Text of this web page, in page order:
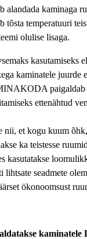
alandada kaminaga
tõsta temperatuuri
olulise lisaga.
kasutamiseks
kaminatele juurde
paigaldab
ettenähtud
nii, et kogu kuum
ka teistesse
kasutatakse
lihtsate seadmete
ökonoomsust
kaminatele